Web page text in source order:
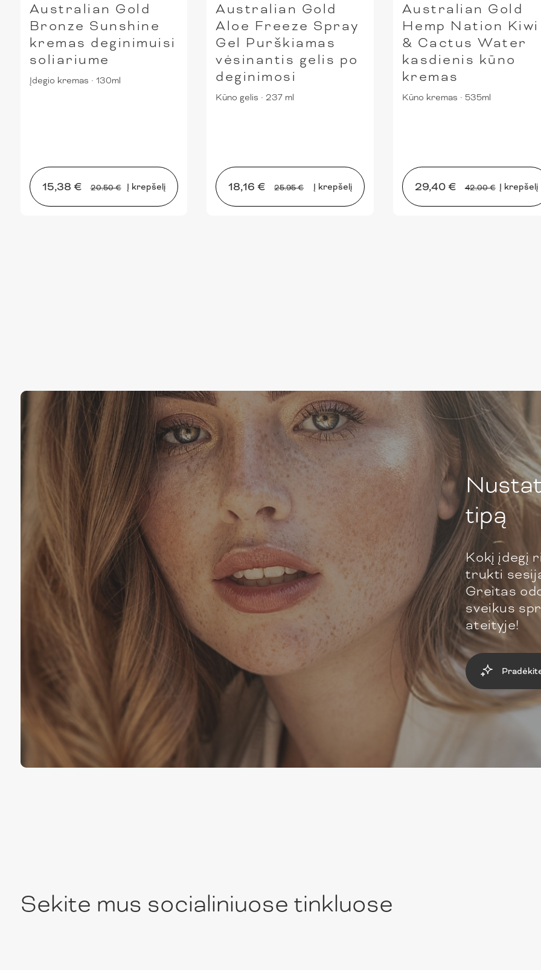
Australian Gold
Bronze Sunshine
kremas deginimuisi
soliariume
Įdegio kremas · 130ml
Į krepšelį
15,38 € 20.50 €
Australian Gold
Aloe Freeze Spray
Gel Purškiamas
vėsinantis gelis po
deginimosi
Kūno gelis · 237 ml
Į krepšelį
18,16 € 25.95 €
Australian Gold
Hemp Nation Kiwi
& Cactus Water
kasdienis kūno
kremas
Kūno kremas · 535ml
Į krepšelį
29,40 € 42.00 €
tipą
Kokį įdegį
trukti
Greitas
sveikus
ateityje!
Sekite mus socialiniuose tinkluose